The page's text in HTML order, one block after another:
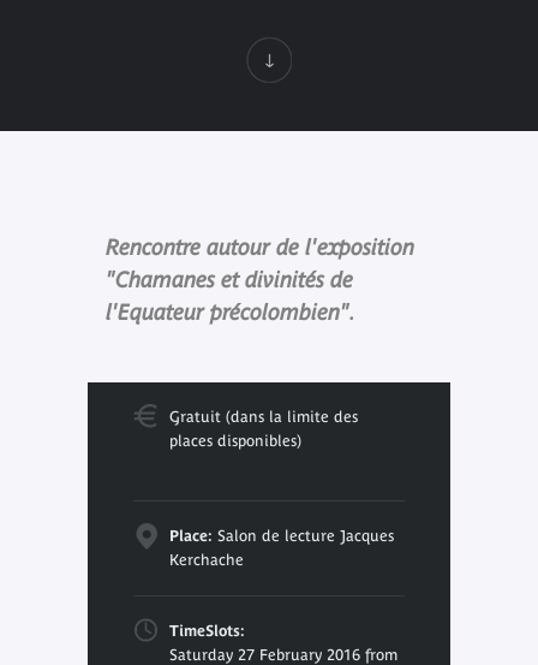
Rencontre autour de l'exposition
"Chamanes et divinités de
l'Equateur précolombien".
Gratuit (dans la limite des
places disponibles)
Place: Salon de lecture Jacques
Kerchache
TimeSlots:
Saturday 27 February 2016 from